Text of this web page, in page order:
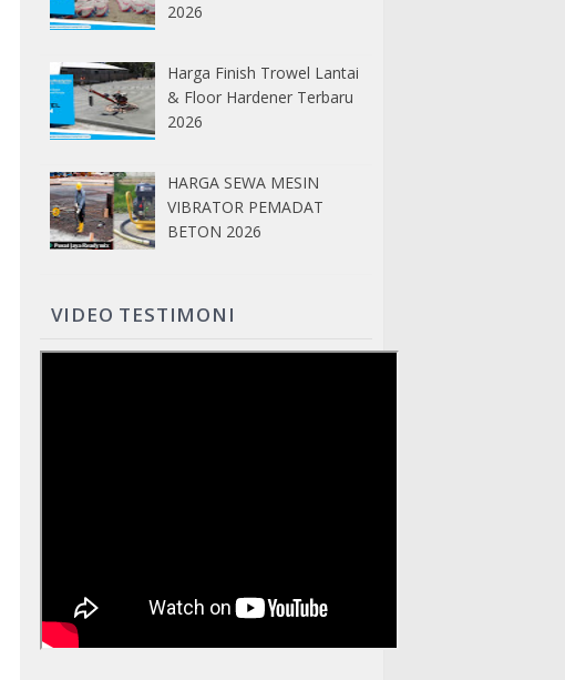
2026
Harga Finish Trowel Lantai
& Floor Hardener Terbaru
2026
HARGA SEWA MESIN
VIBRATOR PEMADAT
BETON 2026
VIDEO TESTIMONI